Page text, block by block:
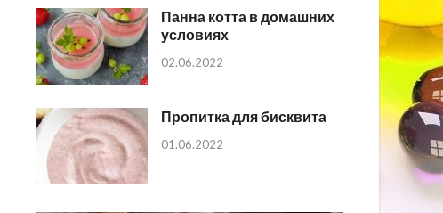
Панна котта в домашних
условиях
02.06.2022
Пропитка для бисквита
01.06.2022